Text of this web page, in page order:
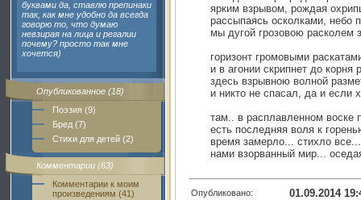
буквами да, ставлю препинаки
так, как мне удобно да всегда
говорю то, что думаю
невзирая на лица и регалии
почему? просто так мне
хочется)
Опубликованное (18)
Поэзия (9)
Бред (7)
Стихи для детей (2)
Комментарии (63)
Комментарии к моим
произведениям (41)
ярким взрывом, рождая
рассыпаясь осколками, небо
мы дугой грозовою расколем
горизонт громовыми
и в агонии скрипнет до корня
здесь взрывною волной
и никто не спасал, да и если
там.. в расплавленном воске
есть последняя воля к
время замерло... стихло
нами взорванный мир...
Опубликовано: 01.09.2014